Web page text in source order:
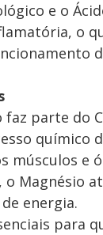
e o
o
faz parte do
químico
músculos e
o Magnésio
energia.
para